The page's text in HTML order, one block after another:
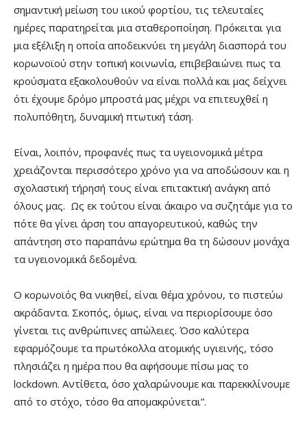
σημαντική μείωση του ιικού φορτίου, τις τελευταίες
ημέρες παρατηρείται μια σταθεροποίηση. Πρόκειται για
μια εξέλιξη η οποία αποδεικνύει τη μεγάλη διασπορά του
κορωνοϊού στην τοπική κοινωνία, επιβεβαιώνει πως τα
κρούσματα εξακολουθούν να είναι πολλά και μας δείχνει
ότι έχουμε δρόμο μπροστά μας μέχρι να επιτευχθεί η
πολυπόθητη, δυναμική πτωτική τάση.
Είναι, λοιπόν, προφανές πως τα υγειονομικά μέτρα
χρειάζονται περισσότερο χρόνο για να αποδώσουν και η
σχολαστική τήρησή τους είναι επιτακτική ανάγκη από
όλους μας. Ως εκ τούτου είναι άκαιρο να συζητάμε για το
πότε θα γίνει άρση του απαγορευτικού, καθώς την
απάντηση στο παραπάνω ερώτημα θα τη δώσουν μονάχα
τα υγειονομικά δεδομένα.
Ο κορωνοϊός θα νικηθεί, είναι θέμα χρόνου, το πιστεύω
ακράδαντα. Σκοπός, όμως, είναι να περιορίσουμε όσο
γίνεται τις ανθρώπινες απώλειες. Όσο καλύτερα
εφαρμόζουμε τα πρωτόκολλα ατομικής υγιεινής, τόσο
πλησιάζει η ημέρα που θα αφήσουμε πίσω μας το
lockdown. Αντίθετα, όσο χαλαρώνουμε και παρεκκλίνουμε
από το στόχο, τόσο θα απομακρύνεται”.